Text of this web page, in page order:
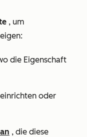
, um
die Eigenschaft
oder
, die diese